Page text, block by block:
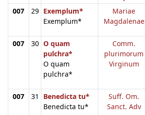
007 29 Exemplum*
Exemplum*
Mariae
Magdalenae
007 30 O quam
pulchra*
O quam
pulchra*
Comm.
plurimorum
Virginum
007 31
Benedicta tu*
Benedicta tu*
Suff. Om.
Sanct. Adv